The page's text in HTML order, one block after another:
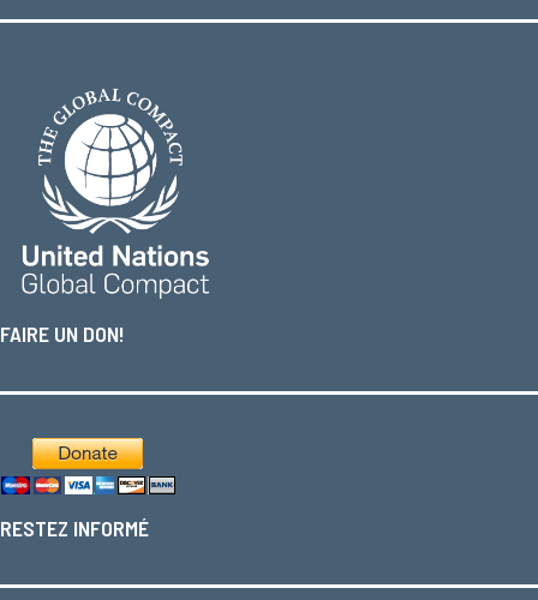
FAIRE UN DON!
RESTEZ INFORMÉ